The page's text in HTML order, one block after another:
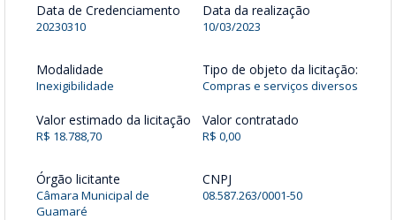
Data de Credenciamento
20230310
Data da realização
10/03/2023
Modalidade
Inexigibilidade
Tipo de objeto da licitação:
Compras e serviços diversos
Valor estimado da licitação
R$ 18.788,70
Valor contratado
R$ 0,00
Órgão licitante
Câmara Municipal de
Guamaré
CNPJ
08.587.263/0001-50